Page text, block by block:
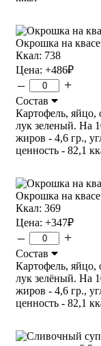
Окрошка на
Ккал: 738
Цена: +486₽
– +
Состав
Картофель, яйцо,
лук зеленый. На
жиров - 4,6 гр.,
ценность - 82,1
Окрошка на
Ккал: 369
Цена: +347₽
– +
Состав
Картофель, яйцо,
лук зелёный. На
жиров - 4,6 гр.,
ценность - 82,1